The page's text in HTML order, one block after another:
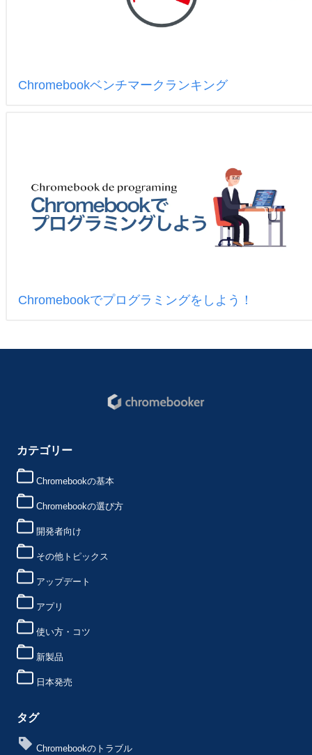
Chromebookベンチマークランキング
Chromebookでプログラミングをしよう！
カテゴリー
Chromebookの基本
Chromebookの選び方
開発者向け
その他トピックス
アップデート
アプリ
使い方・コツ
新製品
日本発売
タグ
Chromebookのトラブル